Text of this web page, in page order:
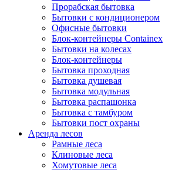
Прорабская бытовка
Бытовки с кондиционером
Офисные бытовки
Блок-контейнеры Containex
Бытовки на колесах
Блок-контейнеры
Бытовка проходная
Бытовка душевая
Бытовка модульная
Бытовка распашонка
Бытовка с тамбуром
Бытовки пост охраны
Аренда лесов
Рамные леса
Клиновые леса
Хомутовые леса